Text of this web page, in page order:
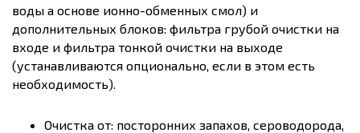
воды а основе ионно-обменных смол) и
дополнительных блоков: фильтра грубой очистки на
входе и фильтра тонкой очистки на выходе
(устанавливаются опционально, если в этом есть
необходимость).
Очистка от: посторонних запахов, сероводорода,